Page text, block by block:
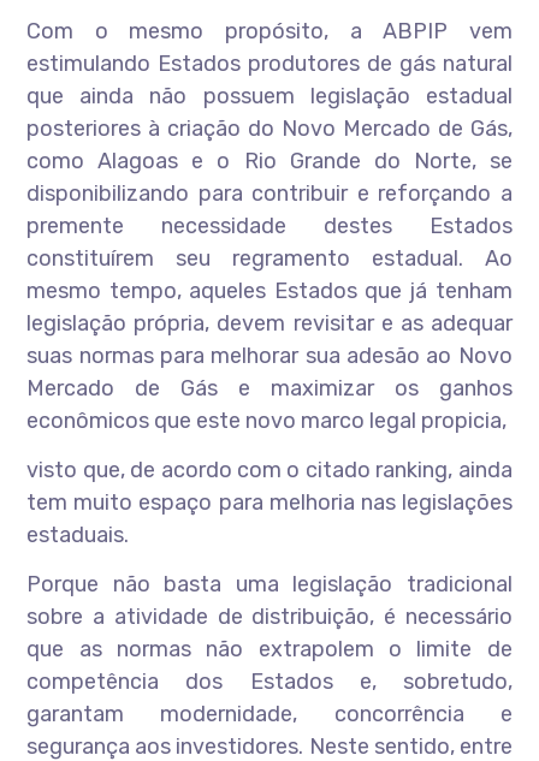
Com o mesmo propósito, a ABPIP vem
estimulando Estados produtores de gás natural
que ainda não possuem legislação estadual
posteriores à criação do Novo Mercado de Gás,
como Alagoas e o Rio Grande do Norte, se
disponibilizando para contribuir e reforçando a
premente necessidade destes Estados
constituírem seu regramento estadual. Ao
mesmo tempo, aqueles Estados que já tenham
legislação própria, devem revisitar e as adequar
suas normas para melhorar sua adesão ao Novo
Mercado de Gás e maximizar os ganhos
econômicos que este novo marco legal propicia,
visto que, de acordo com o citado ranking, ainda
tem muito espaço para melhoria nas legislações
estaduais.
Porque não basta uma legislação tradicional
sobre a atividade de distribuição, é necessário
que as normas não extrapolem o limite de
competência dos Estados e, sobretudo,
garantam modernidade, concorrência e
segurança aos investidores. Neste sentido, entre